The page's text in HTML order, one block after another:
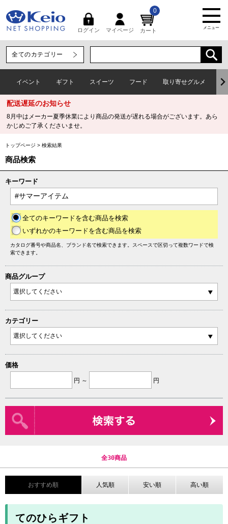
ログイン マイページ カート
0
メニュー
イベント ギフト スイーツ フード 取り寄せグルメ
配送遅延のお知らせ
8月中はメーカー夏季休業により商品の発送が遅れる場合がございます。あら
かじめご了承くださいませ。
トップページ > 検索結果
商品検索
キーワード
全てのキーワードを含む商品を検索
いずれかのキーワードを含む商品を検索
カタログ番号や商品名、ブランド名で検索できます。スペースで区切って複数ワードで検
索できます。
商品グループ
カテゴリー
価格
円 ～ 円
全30商品
おすすめ順 人気順 安い順 高い順
てのひらギフト